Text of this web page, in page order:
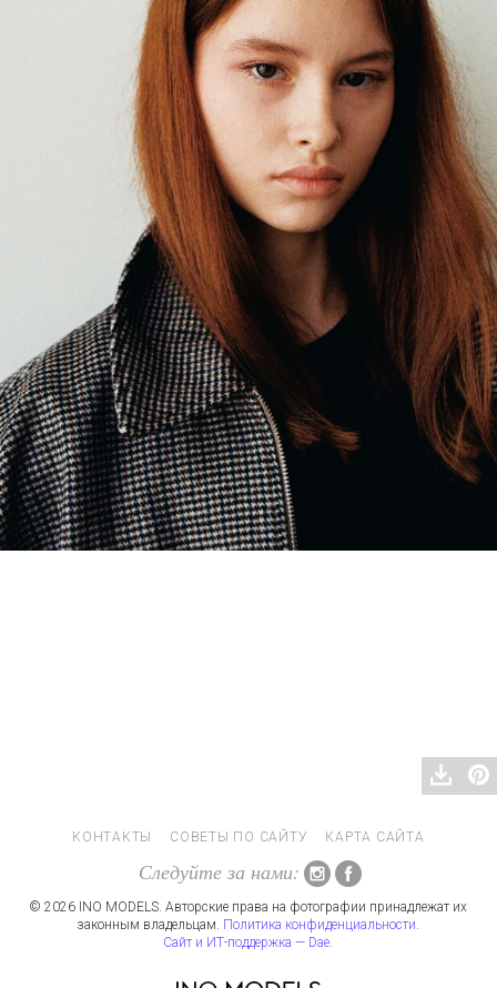
КОНТАКТЫ СОВЕТЫ ПО САЙТУ КАРТА САЙТА
Следуйте за нами:
© 2026 INO MODELS. Авторские права на фотографии принадлежат их
законным владельцам. Политика конфиденциальности.
Сайт и ИТ-поддержка — Dae.